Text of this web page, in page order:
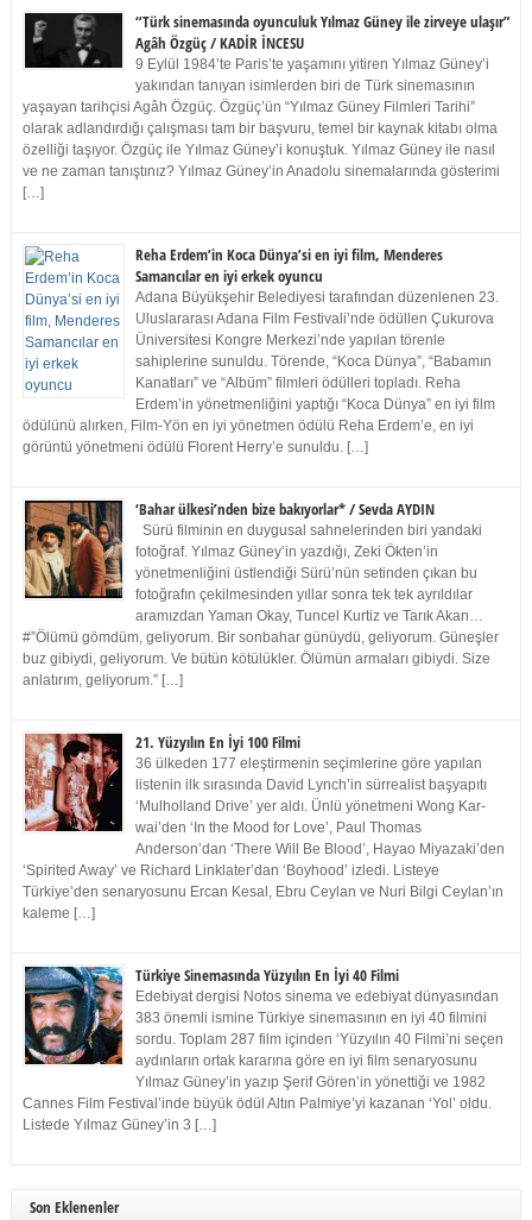
“Türk sinemasında oyunculuk Yılmaz Güney ile zirveye ulaşır”
Agâh Özgüç / KADİR İNCESU
9 Eylül 1984’te Paris’te yaşamını yitiren Yılmaz Güney’i
yakından tanıyan isimlerden biri de Türk sinemasının
yaşayan tarihçisi Agâh Özgüç. Özgüç’ün “Yılmaz Güney Filmleri Tarihi”
olarak adlandırdığı çalışması tam bir başvuru, temel bir kaynak kitabı olma
özelliği taşıyor. Özgüç ile Yılmaz Güney’i konuştuk. Yılmaz Güney ile nasıl
ve ne zaman tanıştınız? Yılmaz Güney’in Anadolu sinemalarında gösterimi
[…]
Reha Erdem’in Koca Dünya’si en iyi film, Menderes
Samancılar en iyi erkek oyuncu
Adana Büyükşehir Belediyesi tarafından düzenlenen 23.
Uluslararası Adana Film Festivali’nde ödüllen Çukurova
Üniversitesi Kongre Merkezi’nde yapılan törenle
sahiplerine sunuldu. Törende, “Koca Dünya”, “Babamın
Kanatları” ve “Albüm” filmleri ödülleri topladı. Reha
Erdem’in yönetmenliğini yaptığı “Koca Dünya” en iyi film
ödülünü alırken, Film-Yön en iyi yönetmen ödülü Reha Erdem’e, en iyi
görüntü yönetmeni ödülü Florent Herry’e sunuldu. […]
‘Bahar ülkesi’nden bize bakıyorlar* / Sevda AYDIN
Sürü filminin en duygusal sahnelerinden biri yandaki
fotoğraf. Yılmaz Güney’in yazdığı, Zeki Ökten’in
yönetmenliğini üstlendiği Sürü’nün setinden çıkan bu
fotoğrafın çekilmesinden yıllar sonra tek tek ayrıldılar
aramızdan Yaman Okay, Tuncel Kurtiz ve Tarık Akan…
#”Ölümü gömdüm, geliyorum. Bir sonbahar günüydü, geliyorum. Güneşler
buz gibiydi, geliyorum. Ve bütün kötülükler. Ölümün armaları gibiydi. Size
anlatırım, geliyorum.” […]
21. Yüzyılın En İyi 100 Filmi
36 ülkeden 177 eleştirmenin seçimlerine göre yapılan
listenin ilk sırasında David Lynch’in sürrealist başyapıtı
‘Mulholland Drive’ yer aldı. Ünlü yönetmeni Wong Kar-
wai’den ‘In the Mood for Love’, Paul Thomas
Anderson’dan ‘There Will Be Blood’, Hayao Miyazaki’den
‘Spirited Away’ ve Richard Linklater’dan ‘Boyhood’ izledi. Listeye
Türkiye’den senaryosunu Ercan Kesal, Ebru Ceylan ve Nuri Bilgi Ceylan’ın
kaleme […]
Türkiye Sinemasında Yüzyılın En İyi 40 Filmi
Edebiyat dergisi Notos sinema ve edebiyat dünyasından
383 önemli ismine Türkiye sinemasının en iyi 40 filmini
sordu. Toplam 287 film içinden ‘Yüzyılın 40 Filmi’ni seçen
aydınların ortak kararına göre en iyi film senaryosunu
Yılmaz Güney’in yazıp Şerif Gören’in yönettiği ve 1982
Cannes Film Festival’inde büyük ödül Altın Palmiye’yi kazanan ‘Yol’ oldu.
Listede Yılmaz Güney’in 3 […]
Son Eklenenler